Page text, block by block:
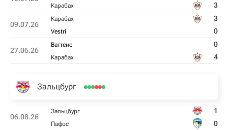
Карабах 3
09.07.26
Карабах 3
Vestri 0
27.06.26
Ваттенс 0
Карабах 4
Зальцбург
06.08.26
Зальцбург 1
Пафос 0